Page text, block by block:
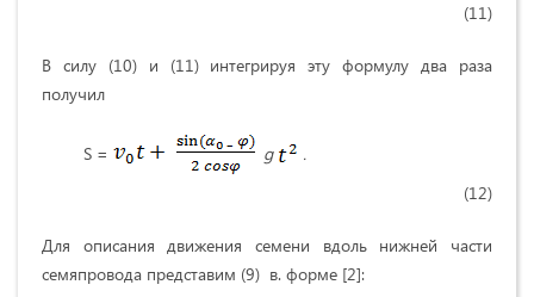
(11)
В силу (10) и (11) интегрируя эту формулу два раза
получил
S = g
.
(12)
Для описания движения семени вдоль нижней части
семяпровода представим (9) в. форме [2]: